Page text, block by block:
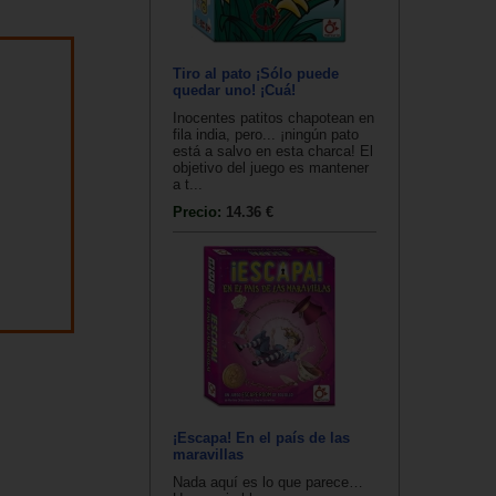
Tiro al pato ¡Sólo puede
quedar uno! ¡Cuá!
Inocentes patitos chapotean en
fila india, pero... ¡ningún pato
está a salvo en esta charca! El
objetivo del juego es mantener
a t...
Precio: 14.36 €
¡Escapa! En el país de las
maravillas
Nada aquí es lo que parece…